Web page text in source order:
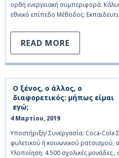
ορθή ενεργειακή συμπεριφορά.
εθνικό επίπεδο Μέθοδος:
READ MORE
Ο ξένος, ο άλλος, ο
διαφορετικός: μήπως είμαι
εγώ;
4 Μαρτίου, 2019
Υποστήριξη/ Συνεργασία: Coca-Cola
φυλετικού ή κοινωνικού
Υλοποίηση: 4.500 σχολικές μονάδες